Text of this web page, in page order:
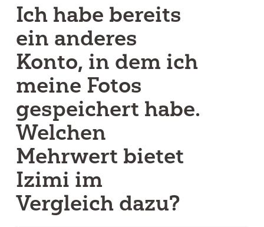
Ich habe bereits
ein anderes
Konto, in dem ich
meine Fotos
gespeichert habe.
Welchen
Mehrwert bietet
Izimi im
Vergleich dazu?